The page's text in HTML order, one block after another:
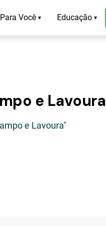
Para Você ▾ Educação ▾
e Lavoura
e Lavoura"